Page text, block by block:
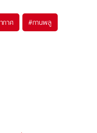
กาศ #กานพลู